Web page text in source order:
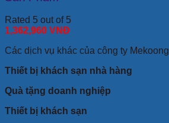
Rated 5 out of 5
1,362,960 VNĐ
Các dịch vụ khác của công ty Mekoong
Thiết bị khách sạn nhà hàng
Quà tặng doanh nghiệp
Thiết bị khách sạn